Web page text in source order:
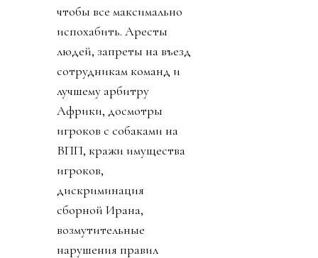
чтобы все максимально
испохабить. Аресты
людей, запреты на въезд
сотрудникам команд и
лучшему арбитру
Африки, досмотры
игроков с собаками на
ВПП, кражи имущества
игроков,
дискриминация
сборной Ирана,
возмутительные
нарушения правил